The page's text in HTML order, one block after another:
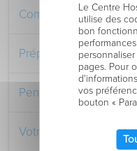
Comment venir au
Préparer votre séjour
Pendant votre séjour
Votre retour au
Le Centre
utilise des
bon
pages. Pour
vos
bouton «